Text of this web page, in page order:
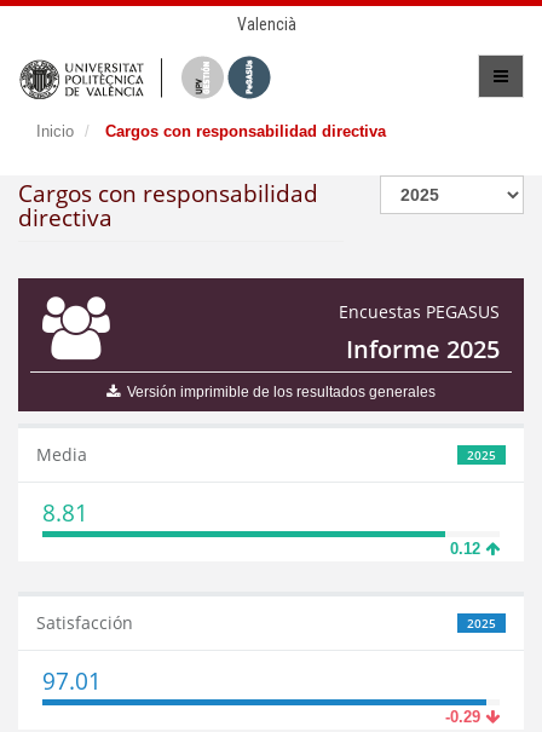
Valencià
Inicio Cargos con responsabilidad directiva
Cargos con responsabilidad
directiva
Encuestas PEGASUS
Informe 2025
Versión imprimible de los resultados generales
2025
Media
8.81
0.12
2025
Satisfacción
97.01
-0.29